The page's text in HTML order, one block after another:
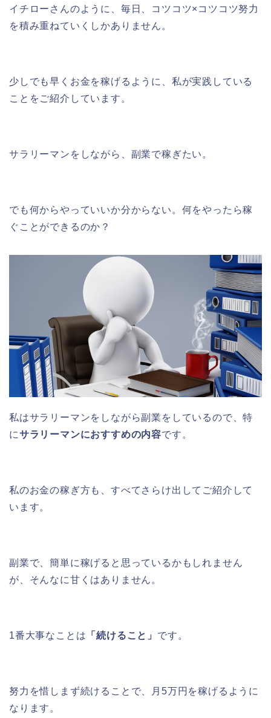
イチローさんのように、毎日、コツコツ×コツコツ努力
を積み重ねていくしかありません。
少しでも早くお金を稼げるように、私が実践している
ことをご紹介しています。
サラリーマンをしながら、副業で稼ぎたい。
でも何からやっていいか分からない。何をやったら稼
ぐことができるのか？
私はサラリーマンをしながら副業をしているので、特
にサラリーマンにおすすめの内容です。
私のお金の稼ぎ方も、すべてさらけ出してご紹介して
います。
副業で、簡単に稼げると思っているかもしれません
が、そんなに甘くはありません。
1番大事なことは 「続けること」 です。
努力を惜しまず続けることで、月5万円を稼げるように
なります。